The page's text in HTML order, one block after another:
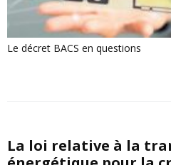
Le décret BACS en questions
La loi relative à la